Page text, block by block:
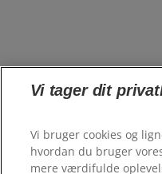
Vi tager dit
Vi bruger cookies og
hvordan du bruger
mere værdifulde